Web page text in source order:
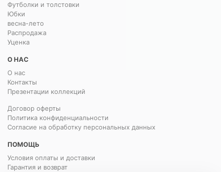
Футболки и толстовки
Юбки
весна-лето
Распродажа
Уценка
О НАС
О нас
Контакты
Презентации коллекций
Договор оферты
Политика конфиденциальности
Согласие на обработку персональных данных
ПОМОЩЬ
Условия оплаты и доставки
Гарантия и возврат